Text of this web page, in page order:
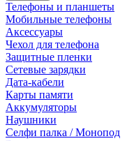
Телефоны и планшеты
Мобильные телефоны
Аксессуары
Чехол для телефона
Защитные пленки
Сетевые зарядки
Дата-кабели
Карты памяти
Аккумуляторы
Наушники
Селфи палка / Монопод